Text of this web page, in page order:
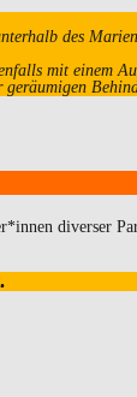
des
mit einem
diverser